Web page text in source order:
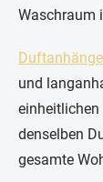
Waschraum
und
denselben
gesamte